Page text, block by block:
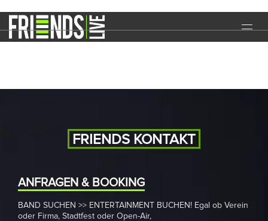
REFERENZEN
DOWNLOADS
Faschings-Ball
FRIENDS KONTAKT
ANFRAGEN & BOOKING
BAND SUCHEN >> ENTERTAINMENT BUCHEN! Egal ob Verein
oder Firma, Stadtfest oder Open-Air,